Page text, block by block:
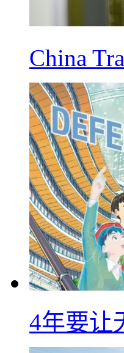
China
4年要让